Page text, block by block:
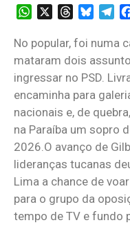
WhatsAppThreads
No popular, foi numa
mataram dois
ingressar no PSD.
encaminha para
nacionais e, de
na Paraíba um sopro
2026.O avanço de
lideranças tucanas
Lima a chance de
para o grupo da
tempo de TV e fundo